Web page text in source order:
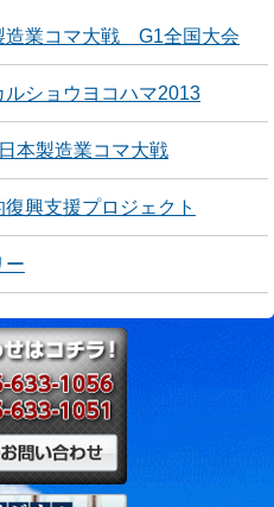
業コマ大戦 G1全国大会
ショウヨコハマ2013
本製造業コマ大戦
興支援プロジェクト
ー